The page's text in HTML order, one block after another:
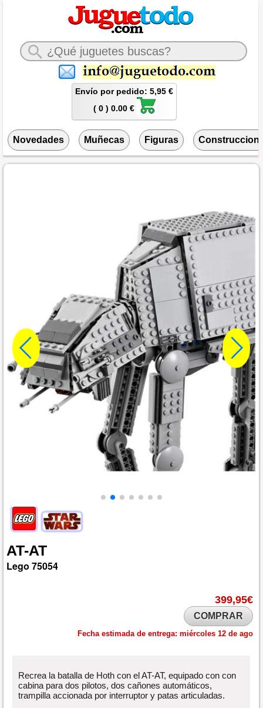
Envío por pedido: 5,95 €
( 0 ) 0.00 €
Novedades Muñecas Figuras
AT-AT
Lego 75054
399,95€
COMPRAR
Fecha estimada de entrega: miércoles 12 de ago
Recrea la batalla de Hoth con el AT-AT, equipado con con
cabina para dos pilotos, dos cañones automáticos,
trampilla accionada por interruptor y patas articuladas.